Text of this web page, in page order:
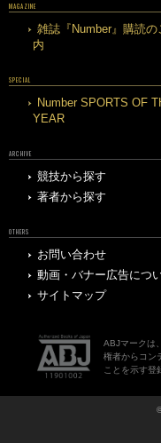
MAGAZINE
雑誌『Number』購読の
内
SPECIAL
Number SPORTS OF
YEAR
ARCHIVE
競技から探す
著者から探す
OTHERS
お問い合わせ
動画・バナー広告につ
サイトマップ
ABJマークは
権者からコン
ことを示す登